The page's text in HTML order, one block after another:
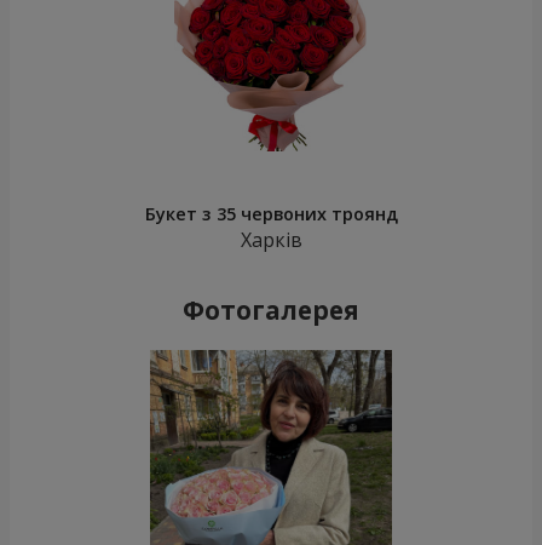
Букет з 35 червоних троянд
Харків
Фотогалерея